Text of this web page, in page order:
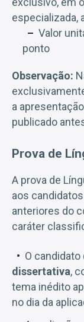
especializada,
Valor
ponto
Observação:
a
publicado
Prova de
A prova de
aos
anteriores do
caráter
O candidato
dissertativa,
tema inédito
no dia da